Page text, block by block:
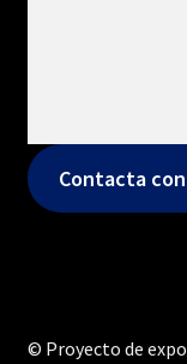
Contacta
© Proyecto de